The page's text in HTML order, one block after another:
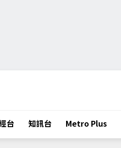
台 知訊台 Metro Plus